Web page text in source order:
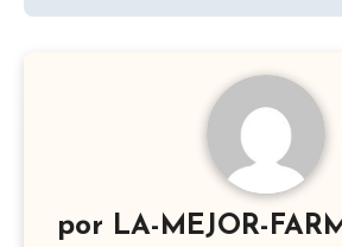
por LA-MEJOR-